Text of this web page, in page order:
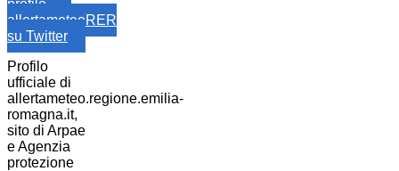
profilo
allertameteoRER
su Twitter
Profilo
ufficiale di
allertameteo.regione.emilia-
romagna.it,
sito di Arpae
e Agenzia
protezione